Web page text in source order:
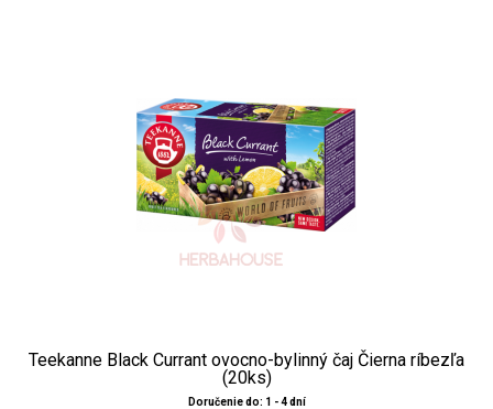
Teekanne Black Currant ovocno-bylinný čaj Čierna ríbezľa
(20ks)
Doručenie do: 1 - 4 dní